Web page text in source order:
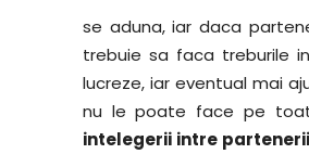
se aduna, iar daca
trebuie sa faca treburile
lucreze, iar eventual mai
nu le poate face pe
intelegerii intre